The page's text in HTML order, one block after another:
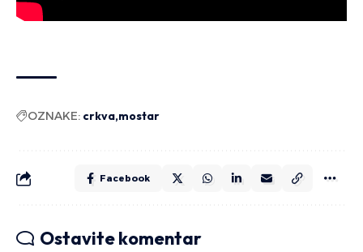
OZNAKE: crkva mostar
Facebook
Ostavite komentar